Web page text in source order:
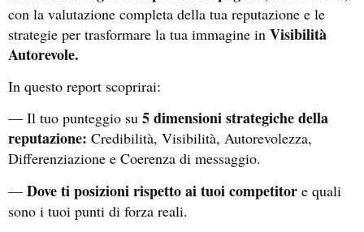
con la valutazione completa della tua reputazione e le
strategie per trasformare la tua immagine in Visibilità
Autorevole.
In questo report scoprirai:
— Il tuo punteggio su 5 dimensioni strategiche della
reputazione: Credibilità, Visibilità, Autorevolezza,
Differenziazione e Coerenza di messaggio.
— Dove ti posizioni rispetto ai tuoi competitor e quali
sono i tuoi punti di forza reali.